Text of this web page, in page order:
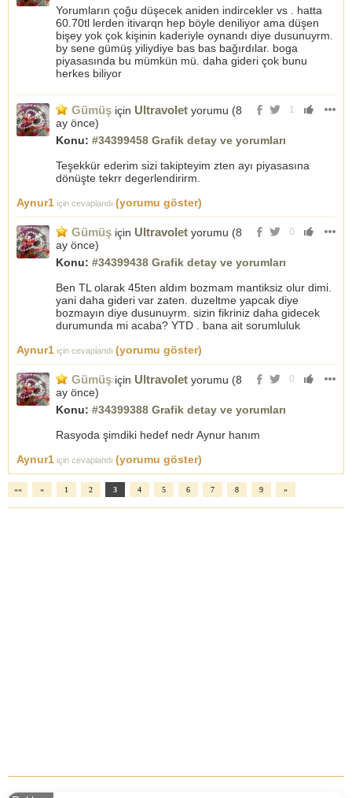
Yorumların çoğu düşecek aniden indircekler vs . hatta
60.70tl lerden itivarqn hep böyle deniliyor ama düşen
bişey yok çok kişinin kaderiyle oynandı diye dusunuyrm.
by sene gümüş yiliydiye bas bas bağırdılar. boga
piyasasında bu mümkün mü. daha gideri çok bunu
herkes biliyor
1
Gümüş için Ultravolet yorumu (8
ay önce)
Konu: #34399458 Grafik detay ve yorumları
Teşekkür ederim sizi takipteyim zten ayı piyasasına
dönüşte tekrr degerlendirirm.
Aynur1 için cevaplandı (yorumu göster)
0
Gümüş için Ultravolet yorumu (8
ay önce)
Konu: #34399438 Grafik detay ve yorumları
Ben TL olarak 45ten aldım bozmam mantiksiz olur dimi.
yani daha gideri var zaten. duzeltme yapcak diye
bozmayın diye dusunuyrm. sizin fikriniz daha gidecek
durumunda mi acaba? YTD . bana ait sorumluluk
Aynur1 için cevaplandı (yorumu göster)
0
Gümüş için Ultravolet yorumu (8
ay önce)
Konu: #34399388 Grafik detay ve yorumları
Rasyoda şimdiki hedef nedr Aynur hanım
Aynur1 için cevaplandı (yorumu göster)
«« « 1 2 3 4 5 6 7 8 9 »